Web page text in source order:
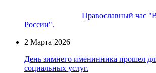
Православный час
России".
2 Марта 2026
День зимнего именинника прошел
социальных услуг.